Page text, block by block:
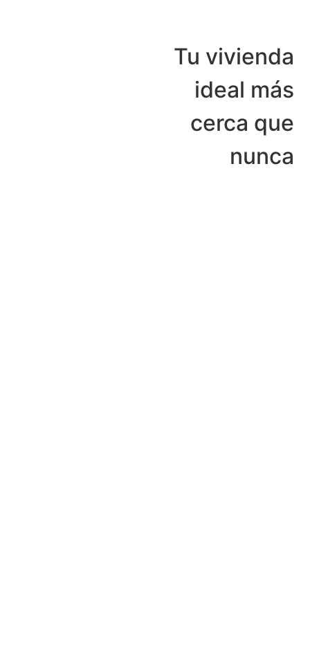
Tu vivienda
ideal más
cerca que
nunca